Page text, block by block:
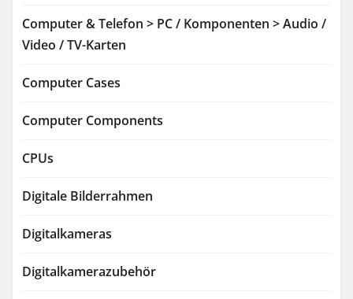
Computer & Telefon > PC / Komponenten > Audio /
Video / TV-Karten
Computer Cases
Computer Components
CPUs
Digitale Bilderrahmen
Digitalkameras
Digitalkamerazubehör